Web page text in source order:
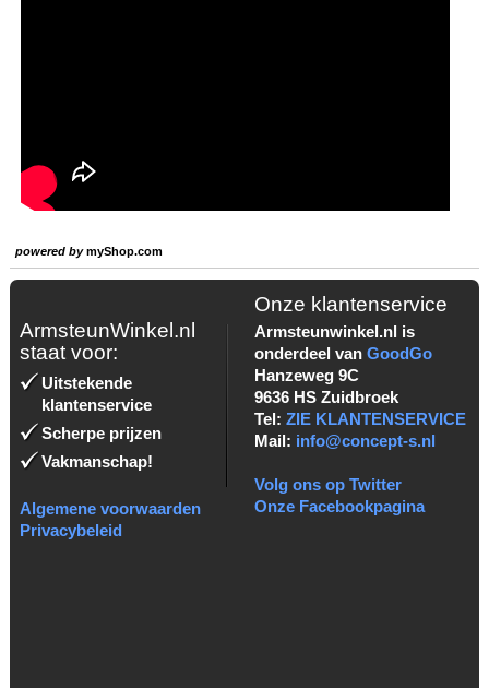
powered bymyShop.com
ArmsteunWinkel.nl
staat voor:
Uitstekende
klantenservice
Scherpe prijzen
Vakmanschap!
Algemene voorwaarden
Privacybeleid
Onze klantenservice
Armsteunwinkel.nl is
onderdeel van GoodGo
Hanzeweg 9C
9636 HS Zuidbroek
Tel: ZIE KLANTENSERVICE
Mail: info@concept-s.nl
Volg ons op Twitter
Onze Facebookpagina